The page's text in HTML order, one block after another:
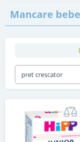
Mancare
pret crescator